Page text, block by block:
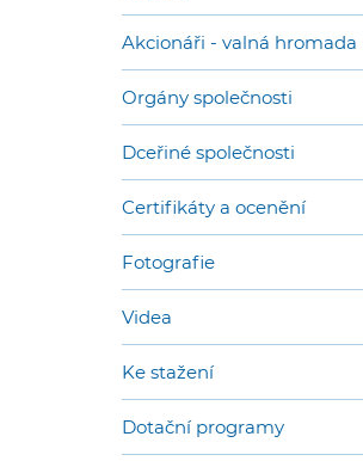
Akcionáři - valná hromada
Orgány společnosti
Dceřiné společnosti
Certifikáty a ocenění
Fotografie
Videa
Ke stažení
Dotační programy